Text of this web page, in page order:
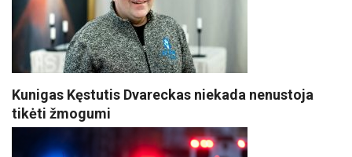
Kunigas Kęstutis Dvareckas niekada nenustoja
tikėti žmogumi